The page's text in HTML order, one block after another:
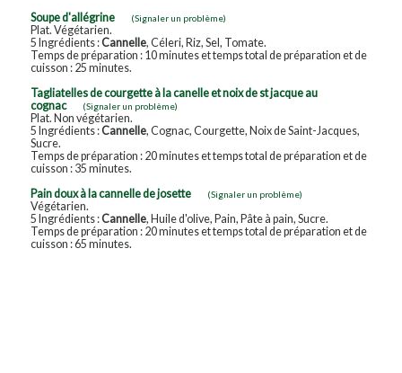
Soupe d'allégrine
(Signaler un problème)
Plat. Végétarien.
5 Ingrédients :Cannelle, Céleri, Riz, Sel, Tomate.
Temps de préparation : 10 minutes et temps total de préparation et de
cuisson : 25 minutes.
Tagliatelles de courgette à la canelle et noix de st jacque au
cognac
(Signaler un problème)
Plat. Non végétarien.
5 Ingrédients :Cannelle, Cognac, Courgette, Noix de Saint-Jacques,
Sucre.
Temps de préparation : 20 minutes et temps total de préparation et de
cuisson : 35 minutes.
Pain doux à la cannelle de josette
(Signaler un problème)
Végétarien.
5 Ingrédients :Cannelle, Huile d'olive, Pain, Pâte à pain, Sucre.
Temps de préparation : 20 minutes et temps total de préparation et de
cuisson : 65 minutes.